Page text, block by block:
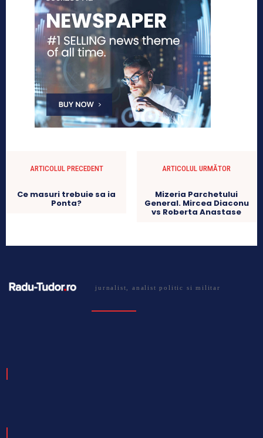
ARTICOLUL PRECEDENT
Ce masuri trebuie sa ia
Ponta?
ARTICOLUL URMĂTOR
Mizeria Parchetului
General. Mircea Diaconu
vs Roberta Anastase
jurnalist, analist politic si militar